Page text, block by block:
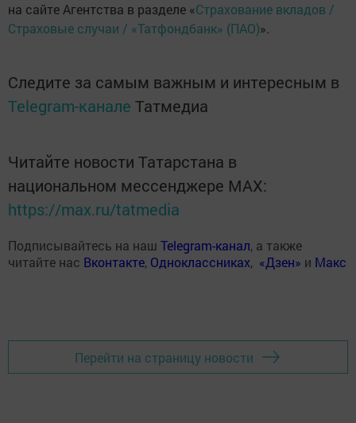
на сайте Агентства в разделе «Страхование вкладов /
Страховые случаи / «Татфондбанк» (ПАО)».
Следите за самым важным и интересным в
Telegram-канале Татмедиа
Читайте новости Татарстана в
национальном мессенджере MАХ:
https://max.ru/tatmedia
Подписывайтесь на наш Telegram-канал, а также
читайте нас Вконтакте, Одноклассниках, «Дзен» и Макс
Перейти на страницу новости